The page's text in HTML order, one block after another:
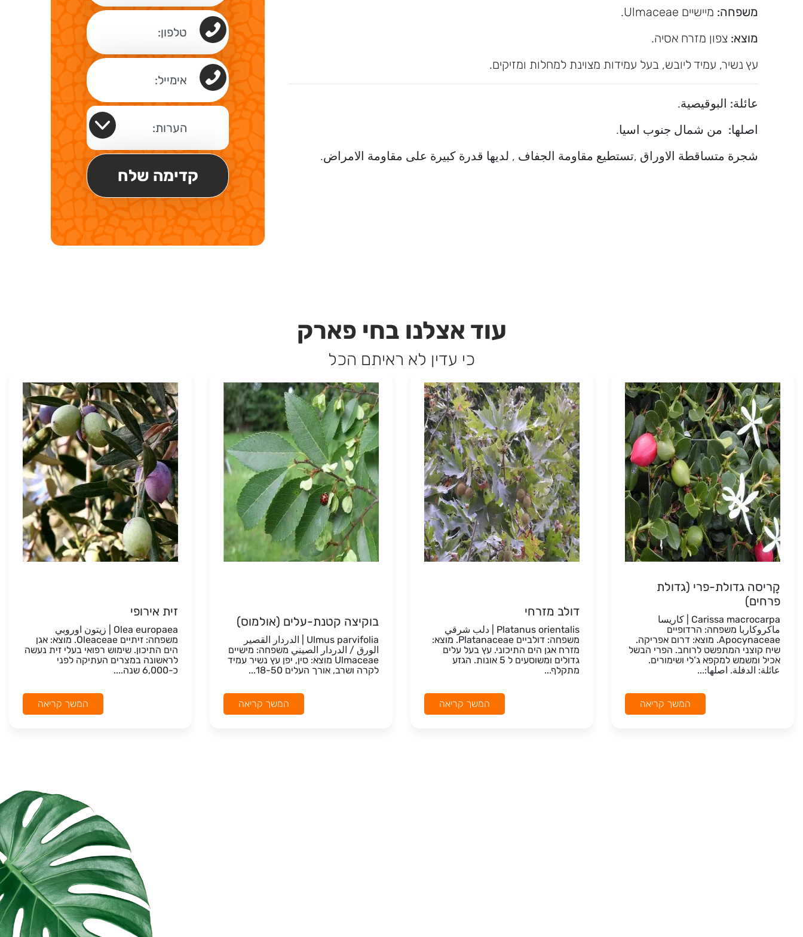
משפחה: מיישיים Ulmaceae.
מוצא: צפון מזרח אסיה.
עץ נשיר, עמיד ליובש, בעל עמידות מצוינת למחלות ומזיקים.
عائلة: البوقيصية.
اصلها: من شمال جنوب اسيا.
شجرة متساقطة الاوراق ,تستطيع مقاومة الجفاف , لديها قدرة كبيرة على مقاومة الامراض.
עוד אצלנו בחי פארק
כי עדין לא ראיתם הכל
קָריסה גדולת-פרי (גדולת
פרחים)
Carissa macrocarpa | كاريسا
ماكروكاربا משפחה: הרדופיים
Apocynaceae. מוצא: דרום אפריקה.
שיח קוצני המתפשט לרוחב. הפרי הבשל
אכיל ומשמש למקפא ג‘לי ושימורים.
عائلة: الدفلة. اصلها:...
המשך קריאה
דולב מזרחי
Platanus orientalis | دلب شرقي
משפחה: דולביים Platanaceae. מוצא:
מזרח אגן הים התיכוני. עץ בעל עלים
גדולים ומשוסעים ל 5 אונות. הגזע
מתקלף...
המשך קריאה
בוקיצה קטנת-עלים (אולמוס)
Ulmus parvifolia | الدردار القصير
الورق / الدردار الصيني משפחה: מישיים
Ulmaceae מוצא: סין, יפן עץ נשיר עמיד
לקרה ושרב, אורך העלים 18-50...
המשך קריאה
זית אירופי
Olea europaea | زيتون اوروبي
משפחה: זיתיים Oleaceae. מוצא: אגן
הים התיכון. שימוש רפואי בעלי זית נעשה
לראשונה במצרים העתיקה לפני
כ-6,000 שנה....
המשך קריאה